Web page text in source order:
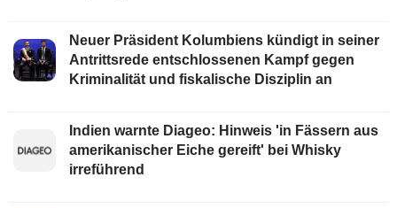
Neuer Präsident Kolumbiens kündigt in seiner
Antrittsrede entschlossenen Kampf gegen
Kriminalität und fiskalische Disziplin an
Indien warnte Diageo: Hinweis 'in Fässern aus
amerikanischer Eiche gereift' bei Whisky
irreführend